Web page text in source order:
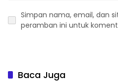
Simpan nama, email, dan
peramban ini untuk
Baca Juga